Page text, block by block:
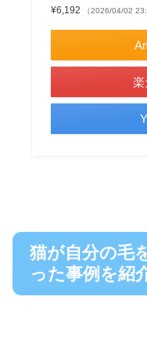
¥6,192
（2026/04/02
楽
猫が自分の毛
った事例を紹